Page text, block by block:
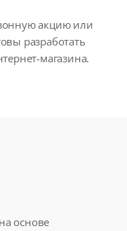
акцию или
разработать
магазина.
основе